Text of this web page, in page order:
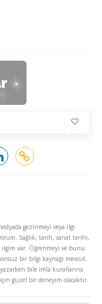
gezinmeyi veya ilgi
Sağlık, tarih, sanat tarihi,
ilgim var. Öğrenmeyi ve bunu
bir bilgi kaynağı mevcut.
bile imla kurallarına
güzel bir deneyim olacaktır.